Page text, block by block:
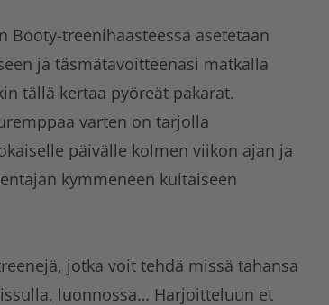
Booty-treenihaasteessa asetetaan
ja täsmätavoitteenasi matkalla
tällä kertaa pyöreät pakarat.
varten on tarjolla
päivälle kolmen viikon ajan ja
kymmeneen kultaiseen
jotka voit tehdä missä tahansa
luonnossa… Harjoitteluun et